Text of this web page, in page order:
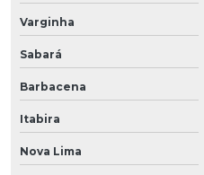
Varginha
Sabará
Barbacena
Itabira
Nova Lima